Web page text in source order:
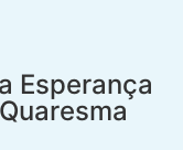
Esperança